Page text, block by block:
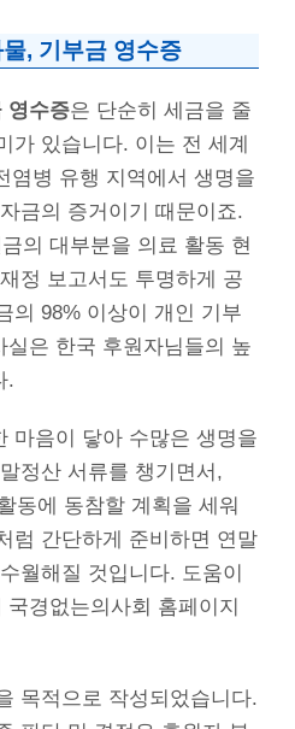
, 기부금 영수증
영수증은 단순히 세금을 줄
가 있습니다. 이는 전 세계
염병 유행 지역에서 생명을
금의 증거이기 때문이죠.
의 대부분을 의료 활동 현
정 보고서도 투명하게 공
의 98% 이상이 개인 기부
은 한국 후원자님들의 높
.
마음이 닿아 수많은 생명을
정산 서류를 챙기면서,
동에 동참할 계획을 세워
럼 간단하게 준비하면 연말
월해질 것입니다. 도움이
경없는의사회 홈페이지
목적으로 작성되었습니다.